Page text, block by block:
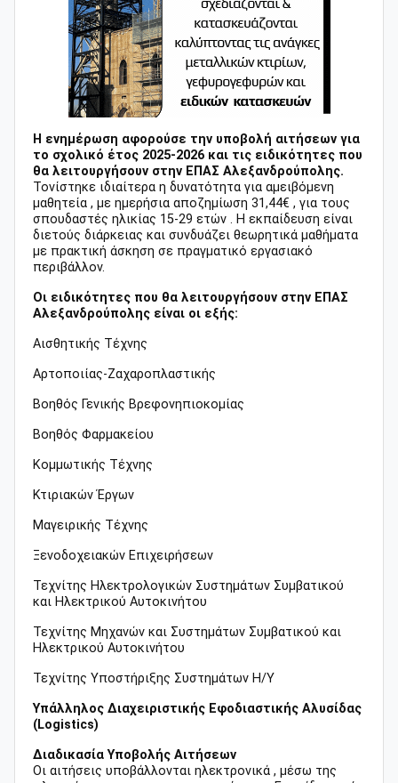
Η ενημέρωση αφορούσε την υποβολή αιτήσεων για
το σχολικό έτος 2025-2026 και τις ειδικότητες που
θα λειτουργήσουν στην ΕΠΑΣ Αλεξανδρούπολης.
Τονίστηκε ιδιαίτερα η δυνατότητα για αμειβόμενη
μαθητεία , με ημερήσια αποζημίωση 31,44€ , για τους
σπουδαστές ηλικίας 15-29 ετών . Η εκπαίδευση είναι
διετούς διάρκειας και συνδυάζει θεωρητικά μαθήματα
με πρακτική άσκηση σε πραγματικό εργασιακό
περιβάλλον.
Οι ειδικότητες που θα λειτουργήσουν στην ΕΠΑΣ
Αλεξανδρούπολης είναι οι εξής:
Αισθητικής Τέχνης
Αρτοποιίας-Ζαχαροπλαστικής
Βοηθός Γενικής Βρεφονηπιοκομίας
Βοηθός Φαρμακείου
Κομμωτικής Τέχνης
Κτιριακών Έργων
Μαγειρικής Τέχνης
Ξενοδοχειακών Επιχειρήσεων
Τεχνίτης Ηλεκτρολογικών Συστημάτων Συμβατικού
και Ηλεκτρικού Αυτοκινήτου
Τεχνίτης Μηχανών και Συστημάτων Συμβατικού και
Ηλεκτρικού Αυτοκινήτου
Τεχνίτης Υποστήριξης Συστημάτων Η/Υ
Υπάλληλος Διαχειριστικής Εφοδιαστικής Αλυσίδας
(Logistics)
Διαδικασία Υποβολής Αιτήσεων
Οι αιτήσεις υποβάλλονται ηλεκτρονικά , μέσω της